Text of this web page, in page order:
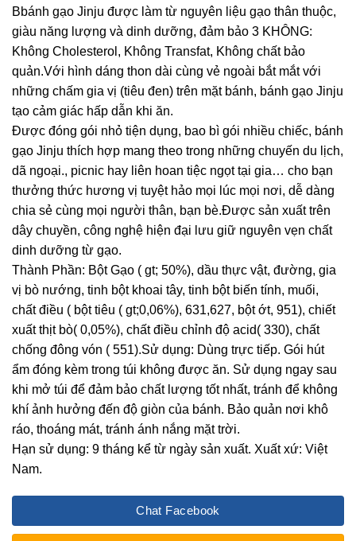
Bbánh gạo Jinju được làm từ nguyên liệu gạo thân thuộc,
giàu năng lượng và dinh dưỡng, đảm bảo 3 KHÔNG:
Không Cholesterol, Không Transfat, Không chất bảo
quản.Với hình dáng thon dài cùng vẻ ngoài bắt mắt với
những chấm gia vị (tiêu đen) trên mặt bánh, bánh gạo Jinju
tạo cảm giác hấp dẫn khi ăn.
Được đóng gói nhỏ tiện dụng, bao bì gói nhiều chiếc, bánh
gạo Jinju thích hợp mang theo trong những chuyến du lịch,
dã ngoại., picnic hay liên hoan tiệc ngọt tại gia… cho bạn
thưởng thức hương vị tuyệt hảo mọi lúc mọi nơi, dễ dàng
chia sẻ cùng mọi người thân, bạn bè.Được sản xuất trên
dây chuyền, công nghệ hiện đại lưu giữ nguyên vẹn chất
dinh dưỡng từ gạo.
Thành Phần: Bột Gạo ( gt; 50%), dầu thực vật, đường, gia
vị bò nướng, tinh bột khoai tây, tinh bột biến tính, muối,
chất điều ( bột tiêu ( gt;0,06%), 631,627, bột ớt, 951), chiết
xuất thịt bò( 0,05%), chất điều chỉnh độ acid( 330), chất
chống đông vón ( 551).Sử dụng: Dùng trực tiếp. Gói hút
ẩm đóng kèm trong túi không được ăn. Sử dụng ngay sau
khi mở túi để đảm bảo chất lượng tốt nhất, tránh để không
khí ảnh hưởng đến độ giòn của bánh. Bảo quản nơi khô
ráo, thoáng mát, tránh ánh nắng mặt trời.
Hạn sử dụng: 9 tháng kể từ ngày sản xuất. Xuất xứ: Việt
Nam.
Chat Facebook